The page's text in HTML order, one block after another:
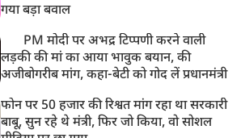
गया बड़ा बवाल
PM मोदी पर अभद्र टिप्पणी करने वाली
लड़की की मां का आया भावुक बयान, की
अजीबोगरीब मांग, कहा-बेटी को गोद लें प्रधानमंत्री
फोन पर 50 हजार की रिश्वत मांग रहा था सरकारी
बाबू, सुन रहे थे मंत्री, फिर जो किया, वो सोशल